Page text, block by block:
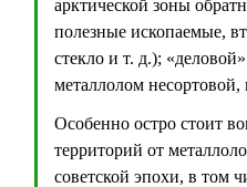
арктической зоны
полезные ископаемые,
стекло и т. д.);
металлолом несортовой,
Особенно остро стоит
территорий от
советской эпохи, в том